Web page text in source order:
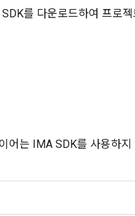
를 다운로드하여 프로젝
어는 IMA SDK를 사용하